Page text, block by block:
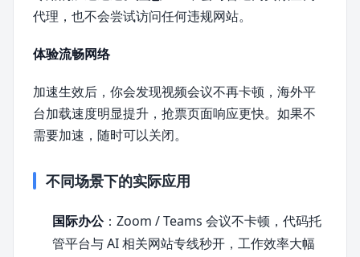
代理，也不会尝试访问任何违规网站。
体验流畅网络
加速生效后，你会发现视频会议不再卡顿，海外平
台加载速度明显提升，抢票页面响应更快。如果不
需要加速，随时可以关闭。
不同场景下的实际应用
国际办公：Zoom / Teams 会议不卡顿，代码托
管平台与 AI 相关网站专线秒开，工作效率大幅